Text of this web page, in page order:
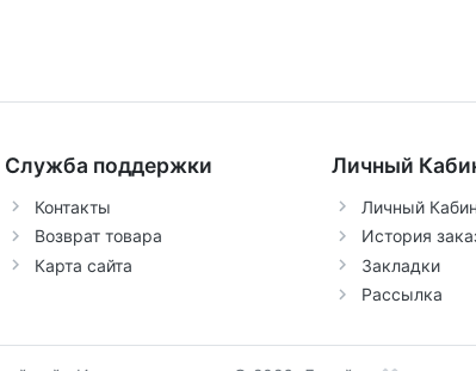
Служба поддержки
Контакты
Возврат товара
Карта сайта
Личный
Личный
История
Закладки
Рассылка